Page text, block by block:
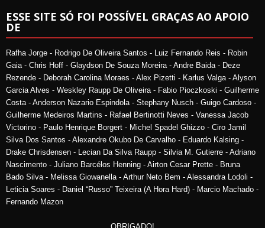
ESSE SITE SÓ FOI POSSÍVEL GRAÇAS AO APOIO
DE
Rafha Jorge - Rodrigo De Oliveira Santos - Luiz Fernando Reis - Robin
Gaia - Chris Hoff - Glaydson De Souza Moreira - Andre Baida - Deze
Rezende - Deborah Carolina Moraes - Alex Pizetti - Karlus Valga - Alyson
Garcia Alves - Weskley Raupp De Oliveira - Fabio Pioczkoski - Guilherme
Costa - Anderson Nazario Espindola - Stephany Nusch - Guigo Cardoso -
Guilherme Medeiros Martins - Rafael Bertinotti Neves - Vanessa Jacob
Victorino - Paulo Henrique Borgert - Michel Spadel Ghizzo - Ciro Jamil
Silva Dos Santos - Alexandre Okubo De Carvalho - Eduardo Kalsing -
Drake Chrisdensen - Lecian Da Silva Raupp - Silvia M. Gutierre - Adriano
Nascimento - Juliano Barcélos Henning - Airton Cesar Prette - Bruna
Bado Silva - Melissa Giowanella - Arthur Neto Bem - Alessandra Lodoli -
Leticia Soares - Daniel “Russo” Teixeira (A Hora Hard) - Marcio Machado -
Fernando Mazon